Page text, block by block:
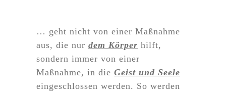
… geht nicht von einer Maßnahme
aus, die nur dem Körper hilft,
sondern immer von einer
Maßnahme, in die Geist und Seele
eingeschlossen werden. So werden